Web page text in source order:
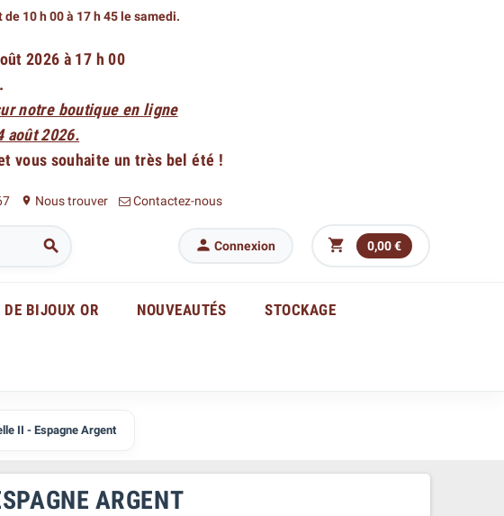
de 10 h 00 à 17 h 45 le samedi.
2026 à 17 h 00
notre boutique en ligne
août 2026.
vous souhaite un très bel été !
place Nous trouver Contactez-nous
  Connexion  0,00 €
DE BIJOUX OR NOUVEAUTÉS STOCKAGE
II - Espagne Argent
ARGENT